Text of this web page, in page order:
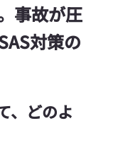
事故が圧
対策の
、どのよ